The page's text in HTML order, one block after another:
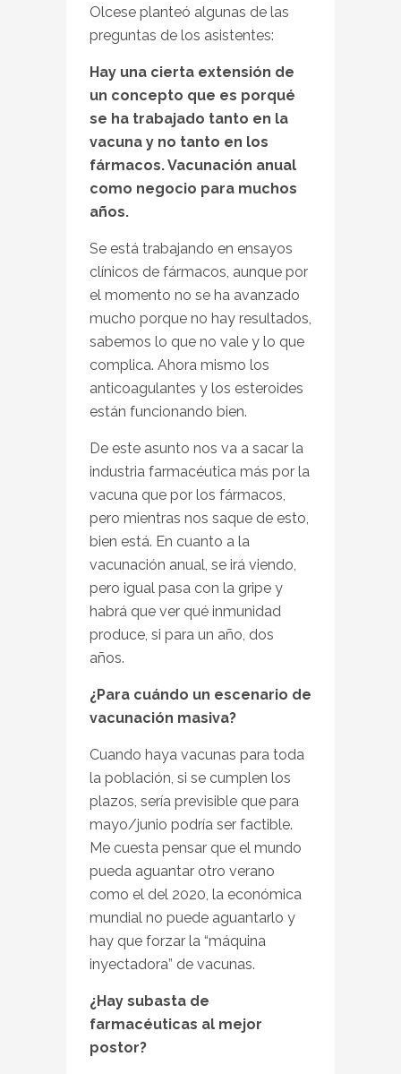
Olcese planteó algunas de las
preguntas de los asistentes:
Hay una cierta extensión de
un concepto que es porqué
se ha trabajado tanto en la
vacuna y no tanto en los
fármacos. Vacunación anual
como negocio para muchos
años.
Se está trabajando en ensayos
clínicos de fármacos, aunque por
el momento no se ha avanzado
mucho porque no hay resultados,
sabemos lo que no vale y lo que
complica. Ahora mismo los
anticoagulantes y los esteroides
están funcionando bien.
De este asunto nos va a sacar la
industria farmacéutica más por la
vacuna que por los fármacos,
pero mientras nos saque de esto,
bien está. En cuanto a la
vacunación anual, se irá viendo,
pero igual pasa con la gripe y
habrá que ver qué inmunidad
produce, si para un año, dos
años.
¿Para cuándo un escenario de
vacunación masiva?
Cuando haya vacunas para toda
la población, si se cumplen los
plazos, sería previsible que para
mayo/junio podría ser factible.
Me cuesta pensar que el mundo
pueda aguantar otro verano
como el del 2020, la económica
mundial no puede aguantarlo y
hay que forzar la “máquina
inyectadora” de vacunas.
¿Hay subasta de
farmacéuticas al mejor
postor?